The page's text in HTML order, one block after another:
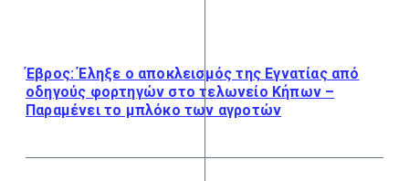
Έβρος: Έληξε ο αποκλεισμός της Εγνατίας από
οδηγούς φορτηγών στο τελωνείο Κήπων –
Παραμένει το μπλόκο των αγροτών